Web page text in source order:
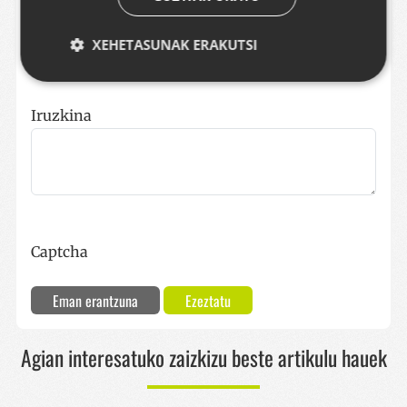
Iruzkina
Captcha
Eman erantzuna Ezeztatu
Agian interesatuko zaizkizu beste artikulu hauek
XEHETASUNAK ERAKUTSI
functionality such as user login and account
Izena
__cf_bm
Cloudflare Inc.